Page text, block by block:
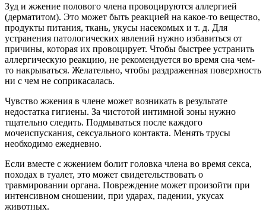
Зуд и жжение полового члена провоцируются аллергией
(дерматитом). Это может быть реакцией на какое-то вещество,
продукты питания, ткань, укусы насекомых и т. д. Для
устранения патологических явлений нужно избавиться от
причины, которая их провоцирует. Чтобы быстрее устранить
аллергическую реакцию, не рекомендуется во время сна чем-
то накрываться. Желательно, чтобы раздраженная поверхность
ни с чем не соприкасалась.
Чувство жжения в члене может возникать в результате
недостатка гигиены. За чистотой интимной зоны нужно
тщательно следить. Подмываться после каждого
мочеиспускания, сексуального контакта. Менять трусы
необходимо ежедневно.
Если вместе с жжением болит головка члена во время секса,
походах в туалет, это может свидетельствовать о
травмировании органа. Повреждение может произойти при
интенсивном сношении, при ударах, падении, укусах
животных.